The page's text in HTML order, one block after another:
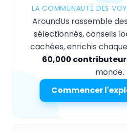
LA COMMUNAUTÉ DES
AroundUs rassemble
sélectionnés, conseils
cachées, enrichis
60,000
monde.
Commencer